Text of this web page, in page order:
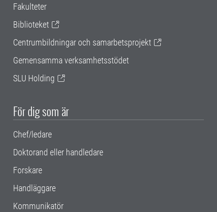
Fakulteter
Biblioteket
Centrumbildningar och samarbetsprojekt
Gemensamma verksamhetsstödet
SLU Holding
För dig som är
Chef/ledare
Doktorand eller handledare
Forskare
Handläggare
Kommunikatör